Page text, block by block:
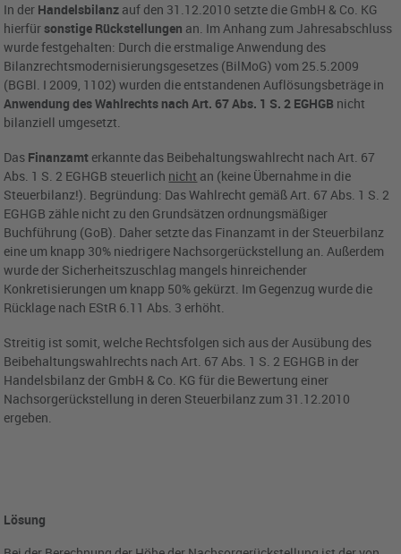
In der Handelsbilanz auf den 31.12.2010 setzte die GmbH & Co. KG
hierfürsonstige Rückstellungen an. Im Anhang zum Jahresabschluss
wurde festgehalten: Durch die erstmalige Anwendung des
Bilanzrechtsmodernisierungsgesetzes (BilMoG) vom 25.5.2009
(BGBl. I 2009, 1102) wurden die entstandenen Auflösungsbeträge in
Anwendung des Wahlrechts nach Art. 67 Abs. 1 S. 2 EGHGB nicht
bilanziell umgesetzt.
Das Finanzamt erkannte das Beibehaltungswahlrecht nach Art. 67
Abs. 1 S. 2 EGHGB steuerlich nicht an (keine Übernahme in die
Steuerbilanz!). Begründung: Das Wahlrecht gemäß Art. 67 Abs. 1 S. 2
EGHGB zähle nicht zu den Grundsätzen ordnungsmäßiger
Buchführung (GoB). Daher setzte das Finanzamt in der Steuerbilanz
eine um knapp 30% niedrigere Nachsorgerückstellung an. Außerdem
wurde der Sicherheitszuschlag mangels hinreichender
Konkretisierungen um knapp 50% gekürzt. Im Gegenzug wurde die
Rücklage nach EStR 6.11 Abs. 3 erhöht.
Streitig ist somit, welche Rechtsfolgen sich aus der Ausübung des
Beibehaltungswahlrechts nach Art. 67 Abs. 1 S. 2 EGHGB in der
Handelsbilanz der GmbH & Co. KG für die Bewertung einer
Nachsorgerückstellung in deren Steuerbilanz zum 31.12.2010
ergeben.
Lösung